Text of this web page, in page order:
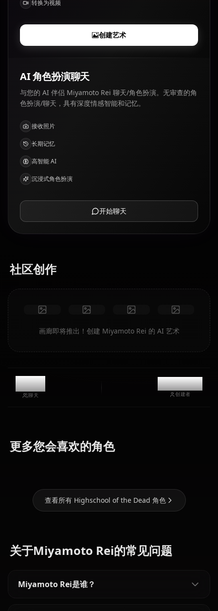
转换为视频
创建艺术
AI 角色扮演聊天
与您的 AI 伴侣 Miyamoto Rei 聊天/角色扮演。无审查的角
色扮演/聊天，具有深度情感智能和记忆。
接收照片
长期记忆
高智能 AI
沉浸式角色扮演
开始聊天
社区创作
画廊即将推出！创建 Miyamoto Rei 的 AI 艺术
10.6k
聊天
@kanashi
创建者
更多您会喜欢的角色
Busujima
Marikawa
查看所有 Highschool of the Dead 角色
关于Miyamoto Rei的常见问题
Miyamoto Rei是谁？